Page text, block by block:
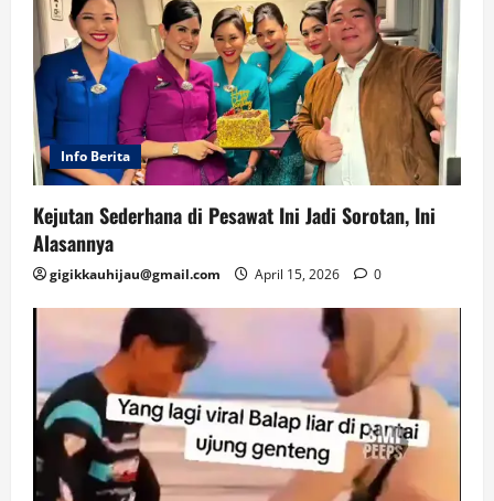
Info Berita
Kejutan Sederhana di Pesawat Ini Jadi Sorotan, Ini
Alasannya
gigikkauhijau@gmail.com April 15, 2026 0